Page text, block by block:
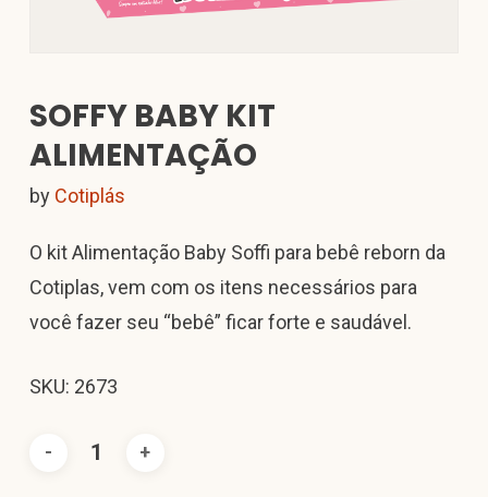
SOFFY BABY KIT
ALIMENTAÇÃO
by Cotiplás
O kit Alimentação Baby Soffi para bebê reborn da
Cotiplas, vem com os itens necessários para
você fazer seu “bebê” ficar forte e saudável.
SKU: 2673